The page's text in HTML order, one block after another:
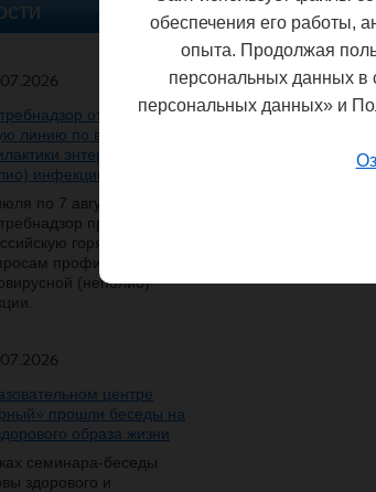
07.2026
открывает
линию по вопросам
энтеровирусной
инфекции
по 7 августа
проведет
горячую линию
профилактики
(неполио)
07.2026
центре
прошли беседы на
образа жизни
семинара-беседы
здорового и
обеспечения его работы,
опыта. Продолжая
персональных данных
персональных данных» и